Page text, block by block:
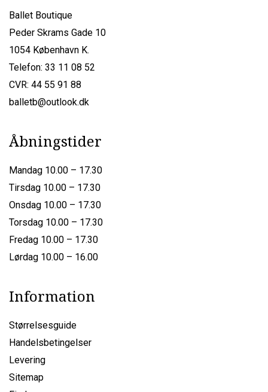
Ballet Boutique
Peder Skrams Gade 10
1054 København K.
Telefon: 33 11 08 52
CVR: 44 55 91 88
balletb@outlook.dk
Åbningstider
Mandag 10.00 – 17.30
Tirsdag 10.00 – 17.30
Onsdag 10.00 – 17.30
Torsdag 10.00 – 17.30
Fredag 10.00 – 17.30
Lørdag 10.00 – 16.00
Information
Størrelsesguide
Handelsbetingelser
Levering
Sitemap